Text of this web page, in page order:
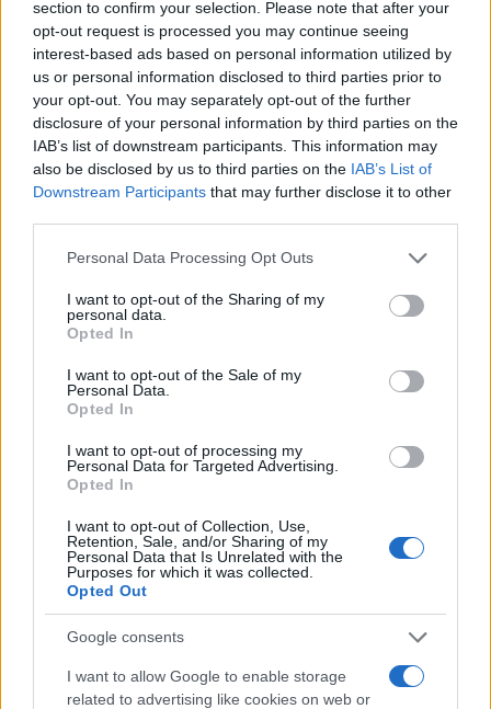
section to confirm your selection. Please note that after your
opt-out request is processed you may continue seeing
interest-based ads based on personal information utilized by
us or personal information disclosed to third parties prior to
your opt-out. You may separately opt-out of the further
disclosure of your personal information by third parties on the
IAB’s list of downstream participants. This information may
also be disclosed by us to third parties on the IAB’s List of
Downstream Participants that may further disclose it to other
Please note that this website/app uses one or more Google
not limited to your visit or usage behaviour. You may click to
grant or deny consent to Google and its third-party tags to
use your data for below specified purposes in below Google
consent section.
Personal Data Processing Opt Outs
I want to opt-out of the Sharing of my
personal data.
Opted In
I want to opt-out of the Sale of my
Personal Data.
Opted In
I want to opt-out of processing my
Personal Data for Targeted Advertising.
Opted In
I want to opt-out of Collection, Use,
Retention, Sale, and/or Sharing of my
Personal Data that Is Unrelated with the
Purposes for which it was collected.
Opted Out
Google consents
I want to allow Google to enable storage
related to advertising like cookies on web or
Σχόλια
Σχολίασε εδώ
50 /50
Αν τα χάσατε
Καιρός «hot – dry – windy»
τις επόμενες 48 ώρες:
φωτιάς, συναγερμός σε 6
περιφέρειες
Σε 57χρονη
Λυκαβηττό - Από